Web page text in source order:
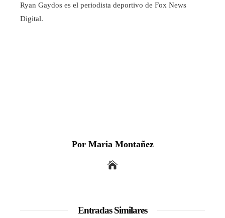
Ryan Gaydos es el periodista deportivo de Fox News
Digital.
Por Maria Montañez
Entradas Similares